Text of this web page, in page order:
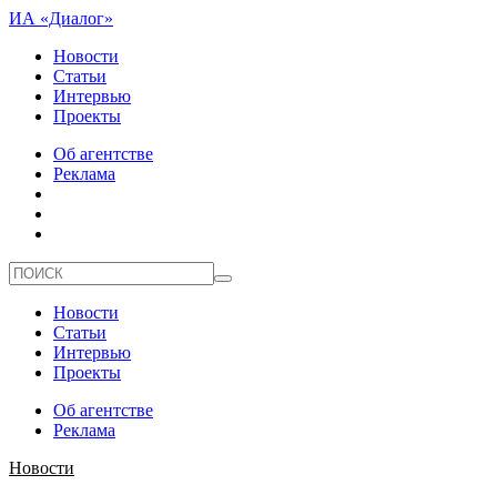
ИА «Диалог»
Новости
Статьи
Интервью
Проекты
Об агентстве
Реклама
Новости
Статьи
Интервью
Проекты
Об агентстве
Реклама
Новости